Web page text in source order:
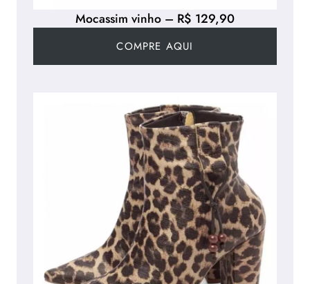
Mocassim vinho – R$ 129,90
COMPRE AQUI